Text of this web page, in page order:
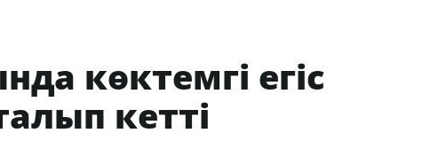
көктемгі егіс
кетті